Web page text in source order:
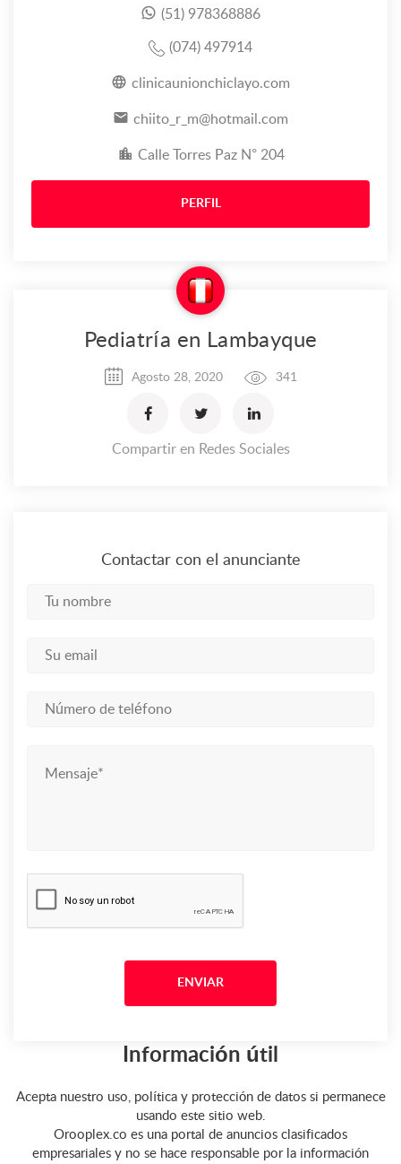
(51) 978368886
(074) 497914
clinicaunionchiclayo.com
chiito_r_m@hotmail.com
Calle Torres Paz N° 204
PERFIL
Pediatría en Lambayque
Agosto 28, 2020 341
Compartir en Redes Sociales
Contactar con el anunciante
Información útil
Acepta nuestro uso, política y protección de datos si permanece
usando este sitio web.
Orooplex.co es una portal de anuncios clasificados
empresariales y no se hace responsable por la información